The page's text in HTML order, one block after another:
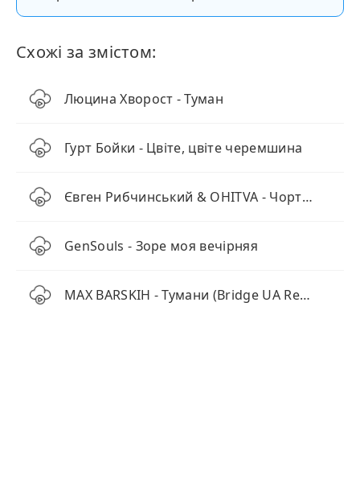
Схожі за змістом:
Люцина Хворост - Туман
Гурт Бойки - Цвіте, цвіте черемшина
Євген Рибчинський & OHITVA - Чортополох (Наживо)
GenSouls - Зоре моя вечірняя
MAX BARSKIH - Тумани (Bridge UA Remix)